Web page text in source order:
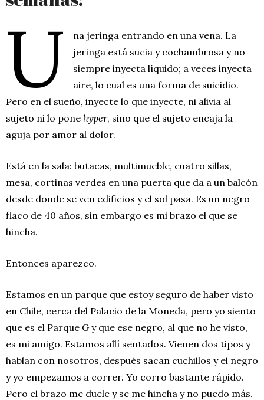
U
na jeringa entrando en una vena. La
jeringa está sucia y cochambrosa y no
siempre inyecta líquido; a veces inyecta
aire, lo cual es una forma de suicidio.
Pero en el sueño, inyecte lo que inyecte, ni alivia al
sujeto ni lo pone hyper, sino que el sujeto encaja la
aguja por amor al dolor.
Está en la sala: butacas, multimueble, cuatro sillas,
mesa, cortinas verdes en una puerta que da a un balcón
desde donde se ven edificios y el sol pasa. Es un negro
flaco de 40 años, sin embargo es mi brazo el que se
hincha.
Entonces aparezco.
Estamos en un parque que estoy seguro de haber visto
en Chile, cerca del Palacio de la Moneda, pero yo siento
que es el Parque G y que ese negro, al que no he visto,
es mi amigo. Estamos allí sentados. Vienen dos tipos y
hablan con nosotros, después sacan cuchillos y el negro
y yo empezamos a correr. Yo corro bastante rápido.
Pero el brazo me duele y se me hincha y no puedo más.